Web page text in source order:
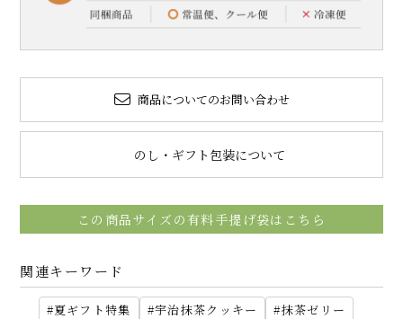
商品についてのお問い合わせ
のし・ギフト包装について
この商品サイズの有料手提げ袋はこちら
関連キーワード
夏ギフト特集 宇治抹茶クッキー
抹茶ゼリー